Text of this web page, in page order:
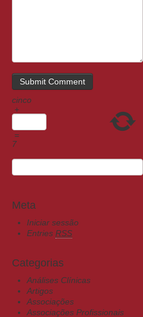
cinco
+
=
7
Meta
Iniciar sessão
Entries RSS
Categorias
Análises Clínicas
Artigos
Associações
Associações Profissionais